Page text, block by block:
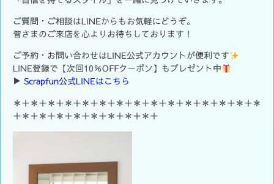
ご質問・ご相談はLINEからもお気軽にどうぞ。
皆さまのご来店を心よりお待ちしております！
ご予約・お問い合わせはLINE公式アカウントが便利です
LINE登録で【次回10％OFFクーポン】もプレゼント中
▶ Scrapfun公式LINEはこちら
＊＋＊＋＊＋＊＋＊＋＊＋＊＋＊＋＊＋＊＋＊＋＊＋＊＋＊＋＊
＋＊＋＊＋＊＋＊＋＊＋＊＋＊＋＊＋